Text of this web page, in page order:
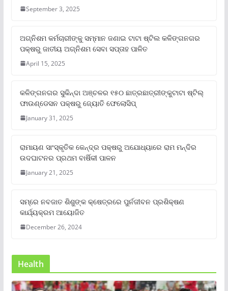
September 3, 2025
ଅଗ୍ନିଶମ କର୍ମଚାରୀଙ୍କୁ ସମ୍ମାନ ଜଣାଇ ଟାଟା ଷ୍ଟିଲ କଳିଙ୍ଗନଗର
ପକ୍ଷରୁ ଜାତୀୟ ଅଗ୍ନିଶମ ସେବା ସପ୍ତାହ ପାଳିତ
April 15, 2025
କଳିଙ୍ଗନଗର ସୁକିନ୍ଦା ଅଞ୍ଚଳର ୧୫୦ ଛାତ୍ରଛାତ୍ରୀଙ୍କୁଟାଟା ଷ୍ଟିଲ୍
ଫାଉଣ୍ଡେସନ ପକ୍ଷରୁ ଜ୍ୟୋତି ଫେଲୋସିପ୍‌
January 31, 2025
ରାମାୟଣ ସାଂସ୍କୃତିକ କେନ୍ଦ୍ର ପକ୍ଷରୁ ଅଯୋଧ୍ୟାରେ ରାମ ମନ୍ଦିର
ଉଦଘାଟନର ପ୍ରଥମ ବାର୍ଷିକୀ ପାଳନ
January 21, 2025
ସମ୍‌ରେ ନବଜାତ ଶିଶୁଙ୍କ କ୍ଷେତ୍ରରେ ପୁର୍ନଜୀବନ ପ୍ରଶିକ୍ଷଣ
କାର୍ଯ୍ୟକ୍ରମ ଆୟୋଜିତ
December 26, 2024
Health